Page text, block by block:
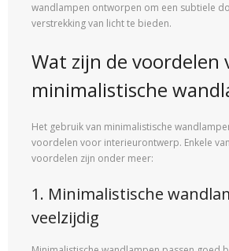
wandlampen ontworpen om een ​​subtiele
verstrekking van licht te bieden.
Wat zijn de voordelen
minimalistische
Het gebruik van minimalistische
voordelen voor interieurontwerp. Enkele
voordelen zijn onder meer:
1. Minimalistische
veelzijdig